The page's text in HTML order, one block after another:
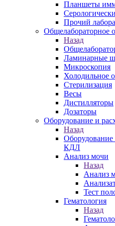
Планшеты
Прочий
Общелабораторное
Назад
Ламинарные
Микроскопия
Холодильное
Стерилизация
Весы
Дистилляторы
Дозаторы
Оборудование и
Назад
Оборудование
КДЛ
Анализ мочи
Назад
Анализ
Тест
Гематология
Назад